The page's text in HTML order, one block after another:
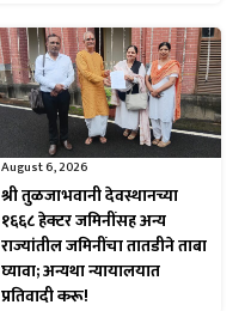
August 6, 2026
श्री तुळजाभवानी देवस्थानच्या
१६६८ हेक्टर जमिनींसह अन्य
राज्यांतील जमिनींचा तातडीने ताबा
घ्यावा; अन्यथा न्यायालयात
प्रतिवादी करू!